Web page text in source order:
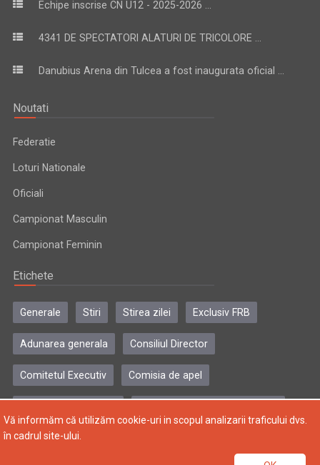
Echipe inscrise CN U12 - 2025-2026 ...
4341 DE SPECTATORI ALATURI DE TRICOLORE ...
Danubius Arena din Tulcea a fost inaugurata oficial ...
Noutati
Federatie
Loturi Nationale
Oficiali
Campionat Masculin
Campionat Feminin
Etichete
Generale Stiri Stirea zilei Exclusiv FRB
Adunarea generala Consiliul Director
Comitetul Executiv Comisia de apel
Copyright © 2004-2024, Federatia Romana de Baschet. Toate
Vă informăm că utilizăm cookie-uri in scopul analizarii traficului dvs.
în cadrul site-ului.